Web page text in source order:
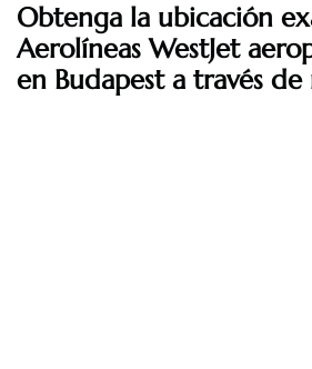
Obtenga la ubicación
Aerolíneas WestJet
en Budapest a través de